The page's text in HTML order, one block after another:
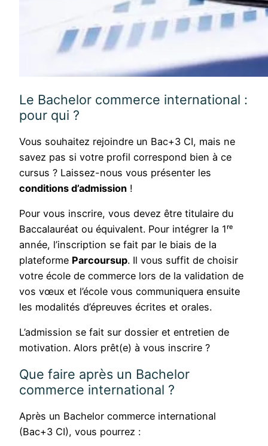
Le Bachelor commerce international :
pour qui ?
Vous souhaitez rejoindre un Bac+3 CI, mais ne
savez pas si votre profil correspond bien à ce
cursus ? Laissez-nous vous présenter les
conditions d’admission !
Pour vous inscrire, vous devez être titulaire du
Baccalauréat ou équivalent. Pour intégrer la 1ʳᵉ
année, l’inscription se fait par le biais de la
plateforme Parcoursup. Il vous suffit de choisir
votre école de commerce lors de la validation de
vos vœux et l’école vous communiquera ensuite
les modalités d’épreuves écrites et orales.
L’admission se fait sur dossier et entretien de
motivation. Alors prêt(e) à vous inscrire ?
Que faire après un Bachelor
commerce international ?
Après un Bachelor commerce international
(Bac+3 CI), vous pourrez :